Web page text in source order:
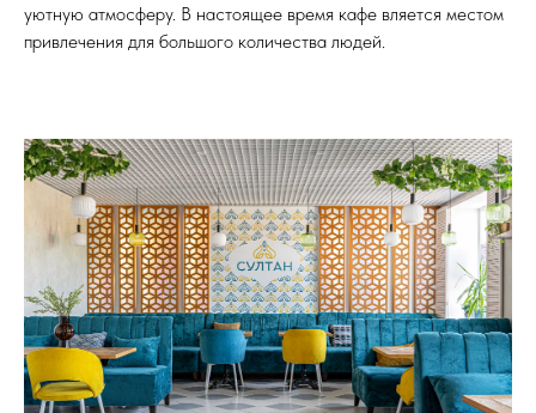
уютную атмосферу. В настоящее время кафе вляется местом
привлечения для большого количества людей.